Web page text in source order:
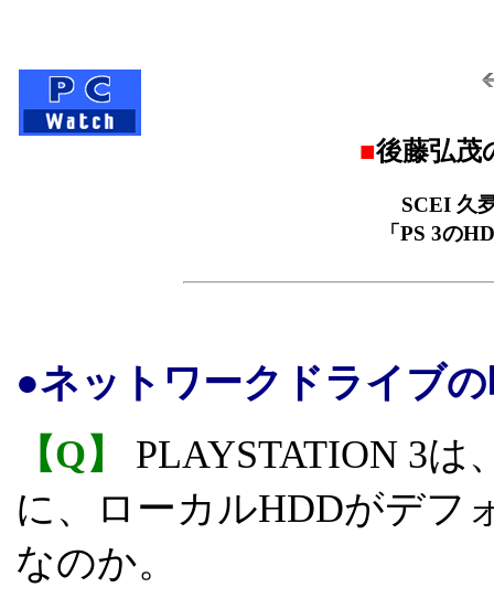
■後藤弘茂
SCEI 久
「PS 3の
●ネットワークドライブ
【Q】
PLAYSTATION 3
に、ローカルHDDがデフ
なのか。